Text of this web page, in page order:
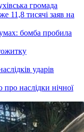
громада
11,8 тисячі заяв на
бомба пробила
ударів
наслідки нічної